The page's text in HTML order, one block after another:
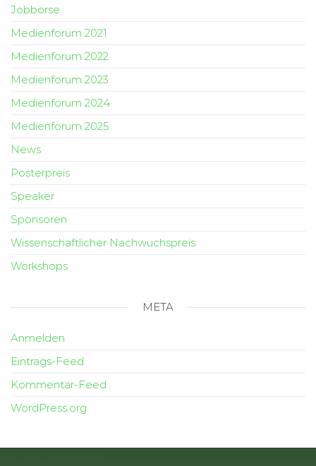
Jobbörse
Medienforum 2021
Medienforum 2022
Medienforum 2023
Medienforum 2024
Medienforum 2025
News
Posterpreis
Speaker
Sponsoren
Wissenschaftlicher Nachwuchspreis
Workshops
META
Anmelden
Eintrags-Feed
Kommentar-Feed
WordPress.org